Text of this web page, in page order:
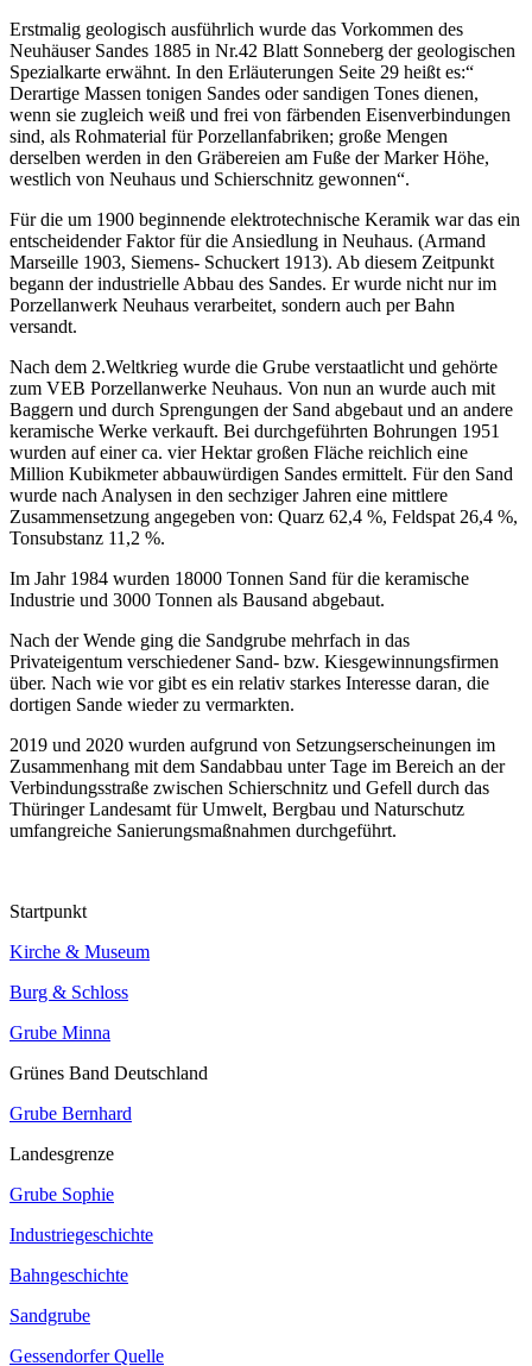
Erstmalig geologisch ausführlich wurde das Vorkommen des
Neuhäuser Sandes 1885 in Nr.42 Blatt Sonneberg der geologischen
Spezialkarte erwähnt. In den Erläuterungen Seite 29 heißt es:“
Derartige Massen tonigen Sandes oder sandigen Tones dienen,
wenn sie zugleich weiß und frei von färbenden Eisenverbindungen
sind, als Rohmaterial für Porzellanfabriken; große Mengen
derselben werden in den Gräbereien am Fuße der Marker Höhe,
westlich von Neuhaus und Schierschnitz gewonnen“.
Für die um 1900 beginnende elektrotechnische Keramik war das ein
entscheidender Faktor für die Ansiedlung in Neuhaus. (Armand
Marseille 1903, Siemens- Schuckert 1913). Ab diesem Zeitpunkt
begann der industrielle Abbau des Sandes. Er wurde nicht nur im
Porzellanwerk Neuhaus verarbeitet, sondern auch per Bahn
versandt.
Nach dem 2.Weltkrieg wurde die Grube verstaatlicht und gehörte
zum VEB Porzellanwerke Neuhaus. Von nun an wurde auch mit
Baggern und durch Sprengungen der Sand abgebaut und an andere
keramische Werke verkauft. Bei durchgeführten Bohrungen 1951
wurden auf einer ca. vier Hektar großen Fläche reichlich eine
Million Kubikmeter abbauwürdigen Sandes ermittelt. Für den Sand
wurde nach Analysen in den sechziger Jahren eine mittlere
Zusammensetzung angegeben von: Quarz 62,4 %, Feldspat 26,4 %,
Tonsubstanz 11,2 %.
Im Jahr 1984 wurden 18000 Tonnen Sand für die keramische
Industrie und 3000 Tonnen als Bausand abgebaut.
Nach der Wende ging die Sandgrube mehrfach in das
Privateigentum verschiedener Sand- bzw. Kiesgewinnungsfirmen
über. Nach wie vor gibt es ein relativ starkes Interesse daran, die
dortigen Sande wieder zu vermarkten.
2019 und 2020 wurden aufgrund von Setzungserscheinungen im
Zusammenhang mit dem Sandabbau unter Tage im Bereich an der
Verbindungsstraße zwischen Schierschnitz und Gefell durch das
Thüringer Landesamt für Umwelt, Bergbau und Naturschutz
umfangreiche Sanierungsmaßnahmen durchgeführt.
Startpunkt
Kirche & Museum
Burg & Schloss
Grube Minna
Grünes Band Deutschland
Grube Bernhard
Landesgrenze
Grube Sophie
Industriegeschichte
Bahngeschichte
Sandgrube
Gessendorfer Quelle